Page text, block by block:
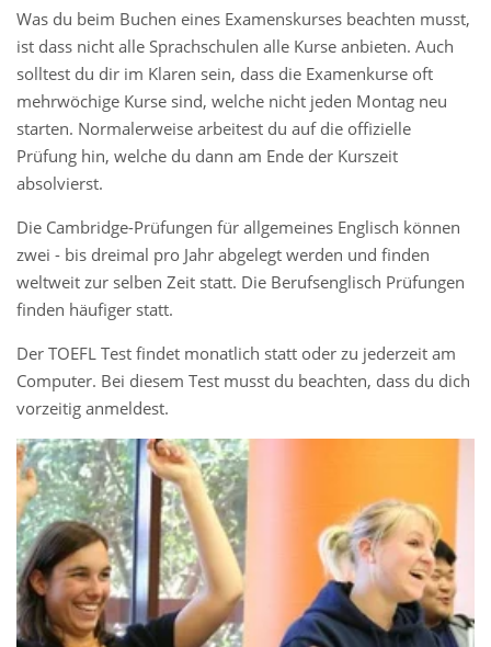
Was du beim Buchen eines Examenskurses beachten musst,
ist dass nicht alle Sprachschulen alle Kurse anbieten. Auch
solltest du dir im Klaren sein, dass die Examenkurse oft
mehrwöchige Kurse sind, welche nicht jeden Montag neu
starten. Normalerweise arbeitest du auf die offizielle
Prüfung hin, welche du dann am Ende der Kurszeit
absolvierst.
Die Cambridge-Prüfungen für allgemeines Englisch können
zwei - bis dreimal pro Jahr abgelegt werden und finden
weltweit zur selben Zeit statt. Die Berufsenglisch Prüfungen
finden häufiger statt.
Der TOEFL Test findet monatlich statt oder zu jederzeit am
Computer. Bei diesem Test musst du beachten, dass du dich
vorzeitig anmeldest.